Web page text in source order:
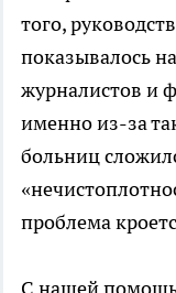
того,
показывалось
журналистов и
именно из-за
больниц
проблема
С нашей